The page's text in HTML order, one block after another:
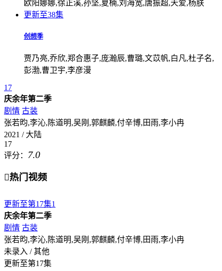
欧阳娜娜,徐正溪,孙坚,夏楠,刘海宽,唐振超,天爱,杨朕
更新至38集
创想季
贾乃亮,乔欣,郑合惠子,庞瀚辰,曹璐,文苡帆,白凡,杜子名,
彭渤,曹卫宇,李彦漫
17
庆余年第二季
剧情 古装
张若昀,李沁,陈道明,吴刚,郭麒麟,付辛博,田雨,李小冉
2021 / 大陆
17
评分：
7.0
热门视频
更新至第17集1
庆余年第二季
剧情 古装
张若昀,李沁,陈道明,吴刚,郭麒麟,付辛博,田雨,李小冉
未录入 / 其他
更新至第17集